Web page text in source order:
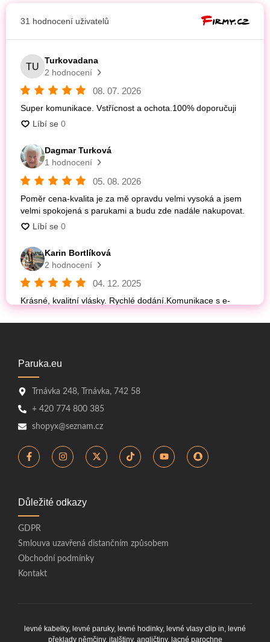
Paruka.eu
Trnávka 248, Trnávka, 742 58
+ 420 774 800 385
shopyx@seznam.cz
Důležité odkazy
GDPR
Smlouva uzavřená distančním způsobem
Obchodní podmínky
Kontakt
levné kabelky, levné paruky, levné hodinky, levné vlasy clip in levné
překlady němčiny, italštiny, angličtiny, lacné parochne